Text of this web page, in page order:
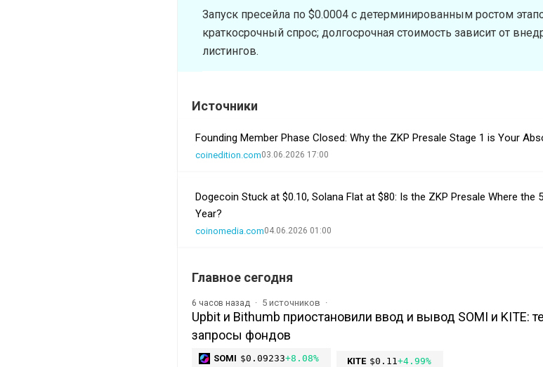
Запуск пресейла по $0.0004 с детерминированным ростом
краткосрочный спрос; долгосрочная стоимость зависит от
листингов.
Источники
Founding Member Phase Closed: Why the ZKP Presale Stage 1 is Your
coinedition.com03.06.2026 17:00
Dogecoin Stuck at $0.10, Solana Flat at $80: Is the ZKP Presale Where the
Year?
coinomedia.com04.06.2026 01:00
Главное сегодня
6 часов назад 5 источников
Upbit и Bithumb приостановили ввод и вывод SOMI и KITE:
запросы фондов
SOMI $0.09233+8.08% KITE $0.11 +4.99%